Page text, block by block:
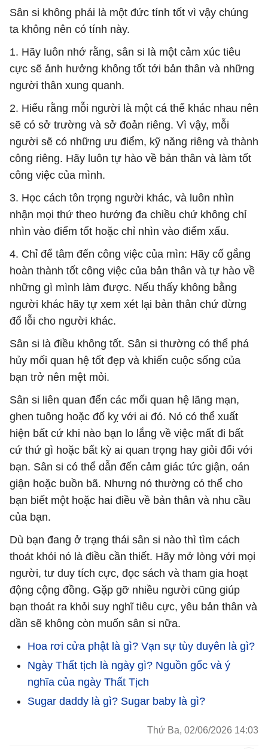
Sân si không phải là một đức tính tốt vì vậy chúng
ta không nên có tính này.
1. Hãy luôn nhớ rằng, sân si là một cảm xúc tiêu
cực sẽ ảnh hưởng không tốt tới bản thân và những
người thân xung quanh.
2. Hiểu rằng mỗi người là một cá thể khác nhau nên
sẽ có sở trường và sở đoản riêng. Vì vậy, mỗi
người sẽ có những ưu điểm, kỹ năng riêng và thành
công riêng. Hãy luôn tự hào về bản thân và làm tốt
công việc của mình.
3. Học cách tôn trọng người khác, và luôn nhìn
nhận mọi thứ theo hướng đa chiều chứ không chỉ
nhìn vào điểm tốt hoặc chỉ nhìn vào điểm xấu.
4. Chỉ để tâm đến công việc của mìn: Hãy cố gắng
hoàn thành tốt công việc của bản thân và tự hào về
những gì mình làm được. Nếu thấy không bằng
người khác hãy tự xem xét lại bản thân chứ đừng
đổ lỗi cho người khác.
Sân si là điều không tốt. Sân si thường có thể phá
hủy mối quan hệ tốt đẹp và khiến cuộc sống của
bạn trở nên mệt mỏi.
Sân si liên quan đến các mối quan hệ lãng mạn,
ghen tuông hoặc đố kỵ với ai đó. Nó có thể xuất
hiện bất cứ khi nào bạn lo lắng về việc mất đi bất
cứ thứ gì hoặc bất kỳ ai quan trọng hay giỏi đối với
bạn. Sân si có thể dẫn đến cảm giác tức giận, oán
giận hoặc buồn bã. Nhưng nó thường có thể cho
bạn biết một hoặc hai điều về bản thân và nhu cầu
của bạn.
Dù bạn đang ở trạng thái sân si nào thì tìm cách
thoát khỏi nó là điều cần thiết. Hãy mở lòng với mọi
người, tư duy tích cực, đọc sách và tham gia hoạt
động cộng đồng. Gặp gỡ nhiều người cũng giúp
bạn thoát ra khỏi suy nghĩ tiêu cực, yêu bản thân và
dần sẽ không còn muốn sân si nữa.
Hoa rơi cửa phật là gì? Vạn sự tùy duyên là gì?
Ngày Thất tịch là ngày gì? Nguồn gốc và ý
nghĩa của ngày Thất Tịch
Sugar daddy là gì? Sugar baby là gì?
Thứ Ba, 02/06/2026 14:03